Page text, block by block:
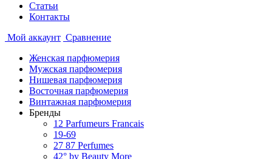
Статьи
Контакты
Мой аккаунт Сравнение
Женская парфюмерия
Мужская парфюмерия
Нишевая парфюмерия
Восточная парфюмерия
Винтажная парфюмерия
Бренды
12 Parfumeurs Francais
19-69
27 87 Perfumes
42° by Beauty More